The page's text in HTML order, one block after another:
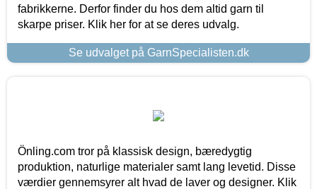
fabrikkerne. Derfor finder du hos dem altid garn til
skarpe priser. Klik her for at se deres udvalg.
Se udvalget på GarnSpecialisten.dk
Önling.com tror på klassisk design, bæredygtig
produktion, naturlige materialer samt lang levetid. Disse
værdier gennemsyrer alt hvad de laver og designer. Klik